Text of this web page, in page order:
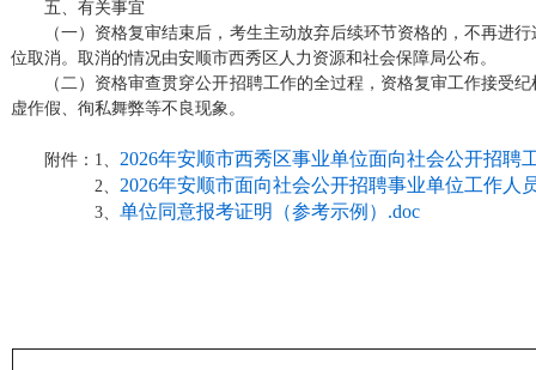
五、有关事宜
（一）资格复审结束后，考生主动放弃后续环节资格的，不再进
位取消。取消的情况由安顺市西秀区人力资源和社会保障局公布。
（二）资格审查贯穿公开招聘工作的全过程，资格复审工作接受
虚作假、徇私舞弊等不良现象。
附件：1、 2026年安顺市西秀区事业单位面向社会公开招聘
2、 2026年安顺市面向社会公开招聘事业单位工作人
3、 单位同意报考证明（参考示例）.doc